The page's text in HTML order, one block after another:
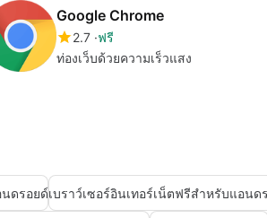
Google Chrome
2.7 ฟรี
ท่องเว็บด้วยความเร็วแสง
นดรอยด์เบราว์เซอร์อินเทอร์เน็ตฟรีสำหรับแอนด